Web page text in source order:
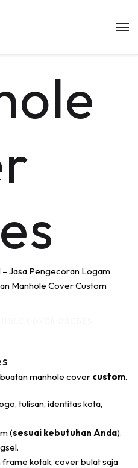
– Jasa Pengecoran Logam
Manhole Cover Custom
manhole cover custom.
tulisan, identitas kota,
(sesuai kebutuhan Anda).
kotak, cover bulat saja